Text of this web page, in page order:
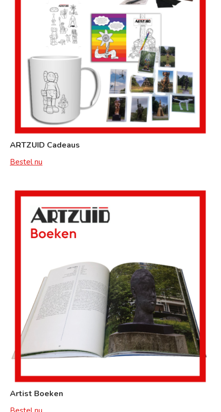
ARTZUID Cadeaus
Bestel nu
Artist Boeken